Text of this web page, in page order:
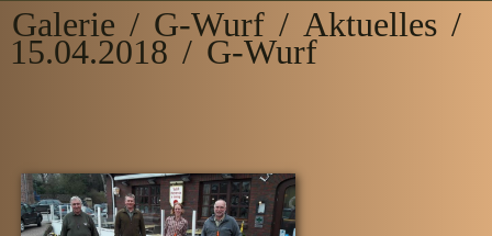
Galerie / G-Wurf / Aktuelles /
15.04.2018 / G-Wurf